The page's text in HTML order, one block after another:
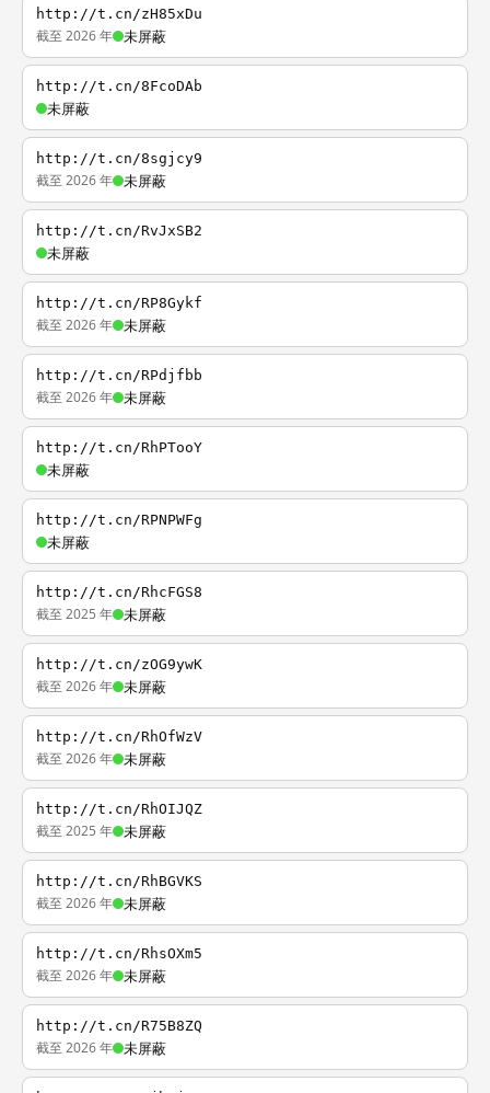
http://t.cn/zH85xDu
截至 2026 年 未屏蔽
http://t.cn/8FcoDAb
未屏蔽
http://t.cn/8sgjcy9
截至 2026 年 未屏蔽
http://t.cn/RvJxSB2
未屏蔽
http://t.cn/RP8Gykf
截至 2026 年 未屏蔽
http://t.cn/RPdjfbb
截至 2026 年 未屏蔽
http://t.cn/RhPTooY
未屏蔽
http://t.cn/RPNPWFg
未屏蔽
http://t.cn/RhcFGS8
截至 2025 年 未屏蔽
http://t.cn/zOG9ywK
截至 2026 年 未屏蔽
http://t.cn/RhOfWzV
截至 2026 年 未屏蔽
http://t.cn/RhOIJQZ
截至 2025 年 未屏蔽
http://t.cn/RhBGVKS
截至 2026 年 未屏蔽
http://t.cn/RhsOXm5
截至 2026 年 未屏蔽
http://t.cn/R75B8ZQ
截至 2026 年 未屏蔽